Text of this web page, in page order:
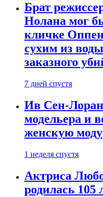
Брат
Нолана мог
кличке
сухим из
заказного
7 дней спустя
Ив Сен-
модельера и
женскую моду
1 неделя спустя
Актриса
родилась 105